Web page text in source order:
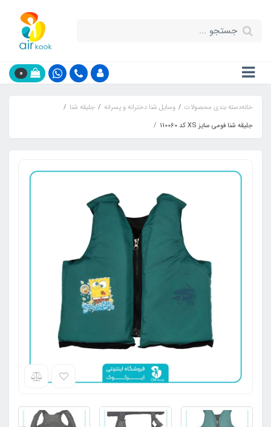
0
خانهدسته بندی محصولات وسایل شنا دخترانه و پسرانه
جلیقه شنا
جلیقه شنا فومی سایز XS کد 110060